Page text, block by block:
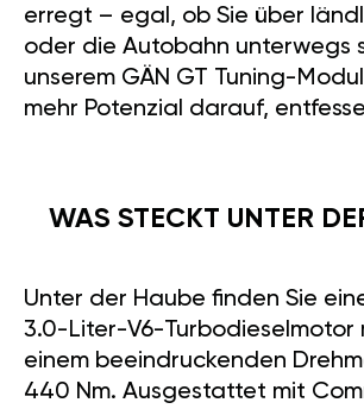
erregt – egal, ob Sie über
oder die Autobahn unterwegs
unserem GÄN GT Tuning-
mehr Potenzial darauf,
WAS STECKT UNTER
Unter der Haube finden Sie
3.0-Liter-V6-Turbodieselmotor
einem beeindruckenden
440 Nm. Ausgestattet mit